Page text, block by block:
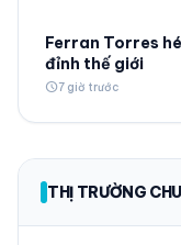
Ferran Torres
đỉnh thế giới
schedule7 giờ trước
THỊ TRƯỜNG